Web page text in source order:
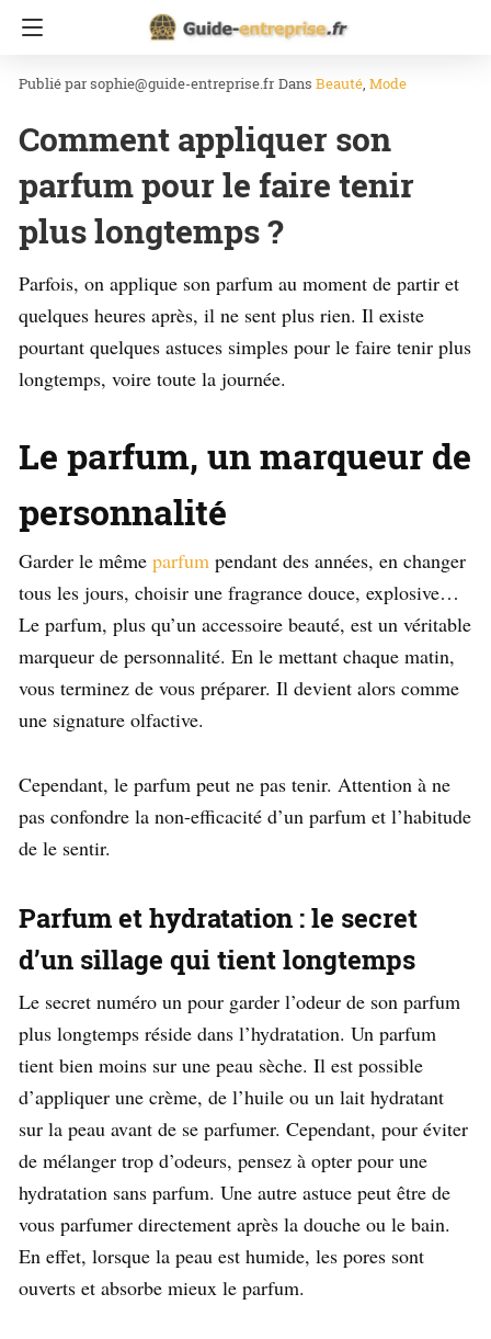
Accueil
sophie@guide-entreprise.fr Dans Beauté Mode
Comment appliquer son
parfum pour le faire tenir
plus longtemps ?
Parfois, on applique son parfum au moment de partir et
quelques heures après, il ne sent plus rien. Il existe
pourtant quelques astuces simples pour le faire tenir plus
longtemps, voire toute la journée.
Le parfum, un marqueur de
personnalité
Garder le même parfum pendant des années, en changer
tous les jours, choisir une fragrance douce, explosive…
Le parfum, plus qu’un accessoire beauté, est un véritable
marqueur de personnalité. En le mettant chaque matin,
vous terminez de vous préparer. Il devient alors comme
une signature olfactive.
Cependant, le parfum peut ne pas tenir. Attention à ne
pas confondre la non-efficacité d’un parfum et l’habitude
de le sentir.
Parfum et hydratation : le secret
d’un sillage qui tient longtemps
Le secret numéro un pour garder l’odeur de son parfum
plus longtemps réside dans l’hydratation. Un parfum
tient bien moins sur une peau sèche. Il est possible
d’appliquer une crème, de l’huile ou un lait hydratant
sur la peau avant de se parfumer. Cependant, pour éviter
de mélanger trop d’odeurs, pensez à opter pour une
hydratation sans parfum. Une autre astuce peut être de
vous parfumer directement après la douche ou le bain.
En effet, lorsque la peau est humide, les pores sont
ouverts et absorbe mieux le parfum.